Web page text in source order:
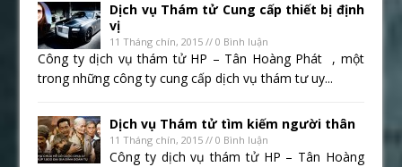
Dịch vụ Thám tử Cung cấp thiết bị định
vị
11 Tháng chín, 2015 // 0 Bình luận
Công ty dịch vụ thám tử HP – Tân Hoàng Phát , một
trong những công ty cung cấp dịch vụ thám tư uy...
Dịch vụ Thám tử tìm kiếm người thân
11 Tháng chín, 2015 // 0 Bình luận
Công ty dịch vụ thám tử HP – Tân Hoàng